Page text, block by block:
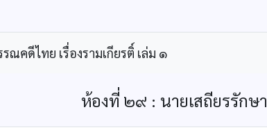
ณคดีไทย เรื่องรามเกียรติ์ เล่ม ๑
ห้องที่ ๒๙ : นายเสถียรรักษา